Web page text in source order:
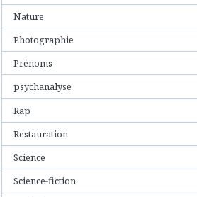
Nature
Photographie
Prénoms
psychanalyse
Rap
Restauration
Science
Science-fiction